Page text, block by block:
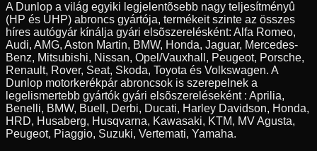
A Dunlop a világ egyiki legjelentõsebb nagy teljesítményû
(HP és UHP) abroncs gyártója, termékeit szinte az összes
híres autógyár kínálja gyári elsõszerelésként: Alfa Romeo,
Audi, AMG, Aston Martin, BMW, Honda, Jaguar, Mercedes-
Benz, Mitsubishi, Nissan, Opel/Vauxhall, Peugeot, Porsche,
Renault, Rover, Seat, Skoda, Toyota és Volkswagen. A
Dunlop motorkerékpár abroncsok is szerepelnek a
legelismertebb gyártók gyári elsõszereléseként : Aprilia,
Benelli, BMW, Buell, Derbi, Ducati, Harley Davidson, Honda,
HRD, Husaberg, Husqvarna, Kawasaki, KTM, MV Agusta,
Peugeot, Piaggio, Suzuki, Vertemati, Yamaha.